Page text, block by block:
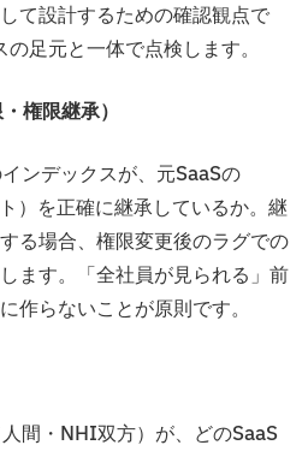
て設計するための確認観点で
足元と一体で点検します。
権限継承）
ンデックスが、元SaaSの
）を正確に継承しているか。継
る場合、権限変更後のラグでの
ます。「全社員が見られる」前
作らないことが原則です。
間・NHI双方）が、どのSaaS